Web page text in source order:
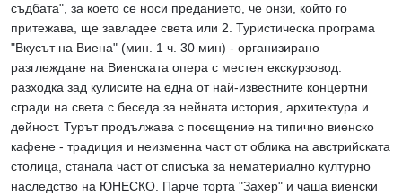
съдбата", за което се носи преданието, че онзи, който го
притежава, ще завладее света или 2. Туристическа програма
"Вкусът на Виена" (мин. 1 ч. 30 мин) - организирано
разглеждане на Виенската опера с местен екскурзовод:
разходка зад кулисите на една от най-известните концертни
сгради на света с беседа за нейната история, архитектура и
дейност. Турът продължава с посещение на типично виенско
кафене - традиция и неизменна част от облика на австрийската
столица, станала част от списъка за нематериално културно
наследство на ЮНЕСКО. Парче торта "Захер" и чаша виенски